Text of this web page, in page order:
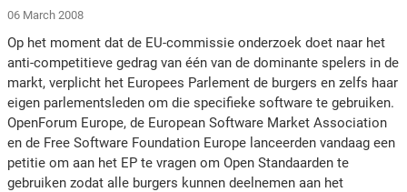
06 March 2008
Op het moment dat de EU-commissie onderzoek doet naar het
anti-competitieve gedrag van één van de dominante spelers in de
markt, verplicht het Europees Parlement de burgers en zelfs haar
eigen parlementsleden om die specifieke software te gebruiken.
OpenForum Europe, de European Software Market Association
en de Free Software Foundation Europe lanceerden vandaag een
petitie om aan het EP te vragen om Open Standaarden te
gebruiken zodat alle burgers kunnen deelnemen aan het